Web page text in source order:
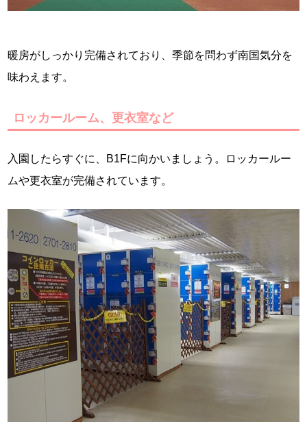
暖房がしっかり完備されており、季節を問わず南国気分を
味わえます。
ロッカールーム、更衣室など
入園したらすぐに、B1Fに向かいましょう。ロッカールー
ムや更衣室が完備されています。